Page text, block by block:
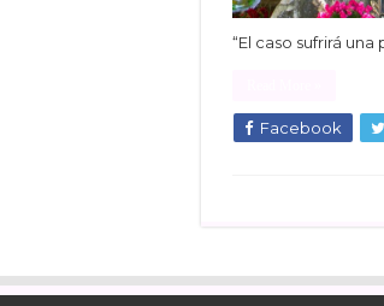
“El caso sufrirá una
Facebook